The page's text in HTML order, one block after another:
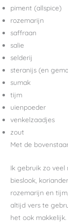
piment (allspice)
rozemarijn
saffraan
salie
selderij
steranijs (en
sumak
tijm
uienpoeder
venkelzaadjes
zout
Met de
Ik gebruik zo veel
bieslook,
rozemarijn en
altijd vers te
het ook makkelijk.